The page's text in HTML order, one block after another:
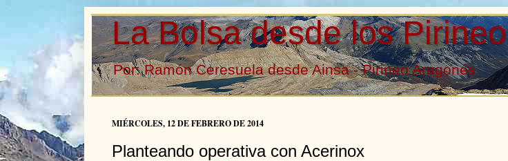
La Bolsa desde los
Por: Ramón Ceresuela desde Ainsa - Pirineo Aragonés
MIÉRCOLES, 12 DE FEBRERO DE 2014
Planteando operativa con Acerinox